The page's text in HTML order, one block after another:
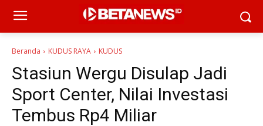
Beranda KUDUS RAYA KUDUS
Stasiun Wergu Disulap Jadi
Sport Center, Nilai Investasi
Tembus Rp4 Miliar